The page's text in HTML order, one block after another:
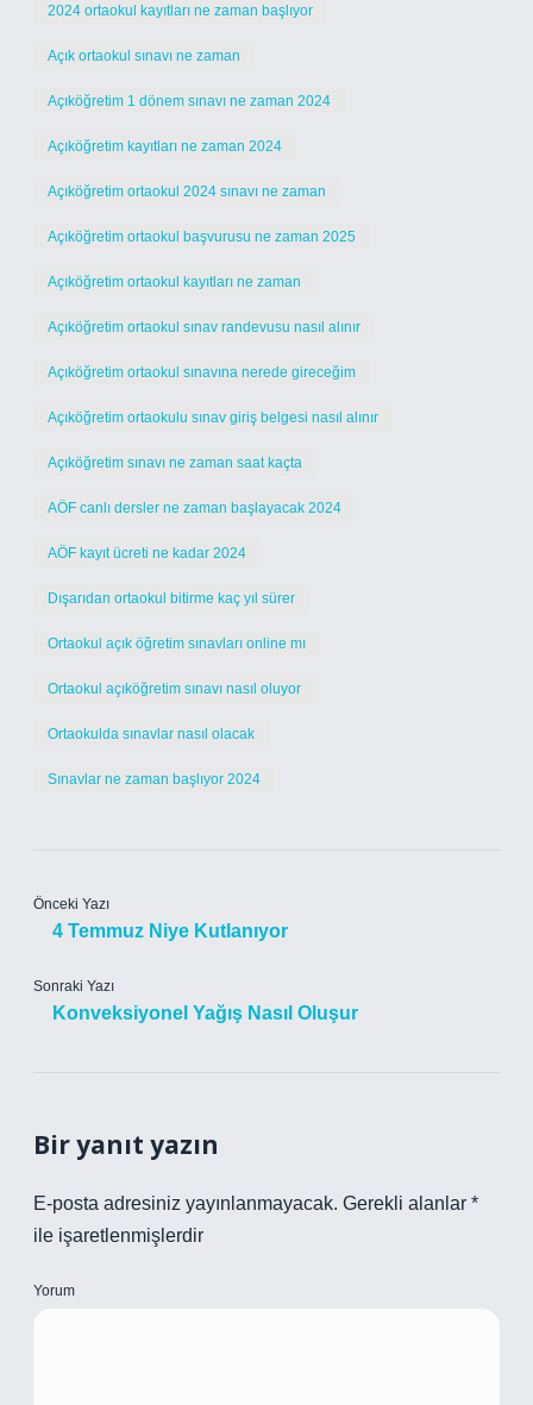
2024 ortaokul kayıtları ne zaman başlıyor
Açık ortaokul sınavı ne zaman
Açıköğretim 1 dönem sınavı ne zaman 2024
Açıköğretim kayıtları ne zaman 2024
Açıköğretim ortaokul 2024 sınavı ne zaman
Açıköğretim ortaokul başvurusu ne zaman 2025
Açıköğretim ortaokul kayıtları ne zaman
Açıköğretim ortaokul sınav randevusu nasıl alınır
Açıköğretim ortaokul sınavına nerede gireceğim
Açıköğretim ortaokulu sınav giriş belgesi nasıl alınır
Açıköğretim sınavı ne zaman saat kaçta
AÖF canlı dersler ne zaman başlayacak 2024
AÖF kayıt ücreti ne kadar 2024
Dışarıdan ortaokul bitirme kaç yıl sürer
Ortaokul açık öğretim sınavları online mı
Ortaokul açıköğretim sınavı nasıl oluyor
Ortaokulda sınavlar nasıl olacak
Sınavlar ne zaman başlıyor 2024
Önceki Yazı
4 Temmuz Niye Kutlanıyor
Sonraki Yazı
Konveksiyonel Yağış Nasıl Oluşur
Bir yanıt yazın
E-posta adresiniz yayınlanmayacak. Gerekli alanlar *
ile işaretlenmişlerdir
Yorum